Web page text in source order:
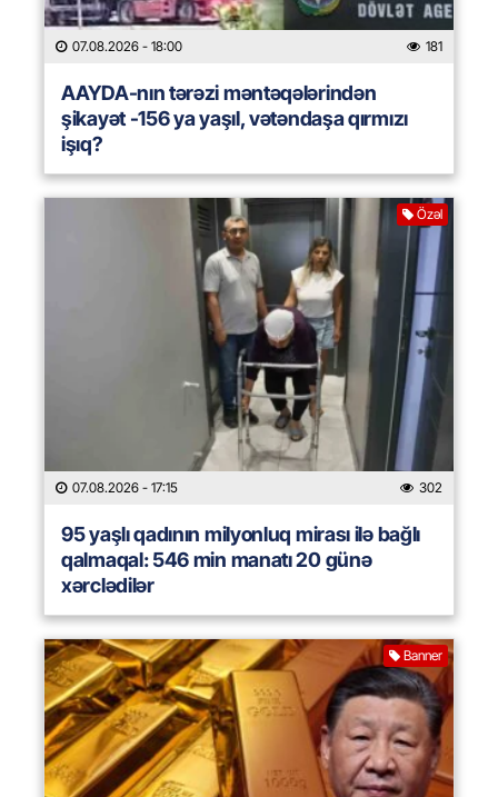
07.08.2026 - 18:00 181
AAYDA-nın tərəzi məntəqələrindən
şikayət -156 ya yaşıl, vətəndaşa qırmızı
işıq?
Özəl
07.08.2026 - 17:15 302
95 yaşlı qadının milyonluq mirası ilə bağlı
qalmaqal: 546 min manatı 20 günə
xərclədilər
Banner